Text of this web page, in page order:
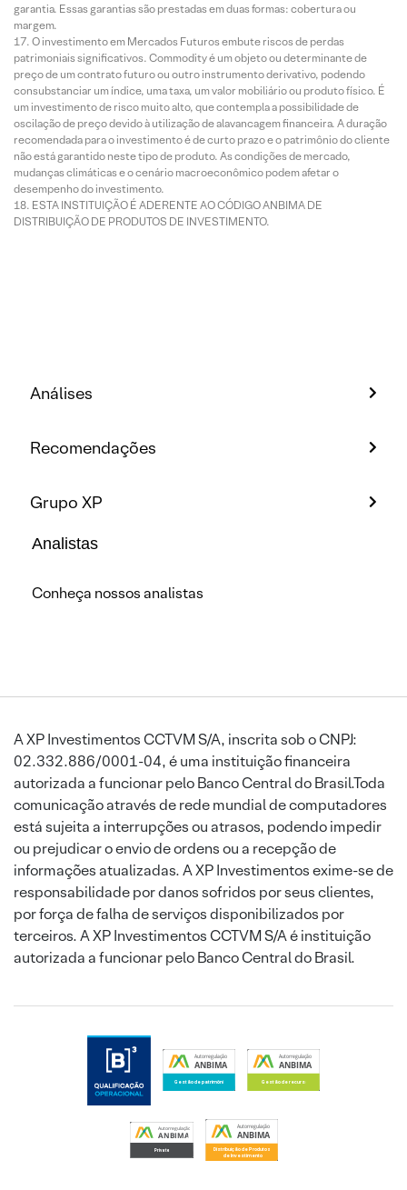
garantia. Essas garantias são prestadas em duas formas: cobertura ou
margem.
O investimento em Mercados Futuros embute riscos de perdas
patrimoniais significativos. Commodity é um objeto ou determinante de
preço de um contrato futuro ou outro instrumento derivativo, podendo
consubstanciar um índice, uma taxa, um valor mobiliário ou produto físico. É
um investimento de risco muito alto, que contempla a possibilidade de
oscilação de preço devido à utilização de alavancagem financeira. A duração
recomendada para o investimento é de curto prazo e o patrimônio do cliente
não está garantido neste tipo de produto. As condições de mercado,
mudanças climáticas e o cenário macroeconômico podem afetar o
desempenho do investimento.
ESTA INSTITUIÇÃO É ADERENTE AO CÓDIGO ANBIMA DE
DISTRIBUIÇÃO DE PRODUTOS DE INVESTIMENTO.
Análises
Recomendações
Grupo XP
Analistas
Conheça nossos analistas
A XP Investimentos CCTVM S/A, inscrita sob o CNPJ:
02.332.886/0001-04, é uma instituição financeira
autorizada a funcionar pelo Banco Central do Brasil.Toda
comunicação através de rede mundial de computadores
está sujeita a interrupções ou atrasos, podendo impedir
ou prejudicar o envio de ordens ou a recepção de
informações atualizadas. A XP Investimentos exime-se de
responsabilidade por danos sofridos por seus clientes,
por força de falha de serviços disponibilizados por
terceiros. A XP Investimentos CCTVM S/A é instituição
autorizada a funcionar pelo Banco Central do Brasil.